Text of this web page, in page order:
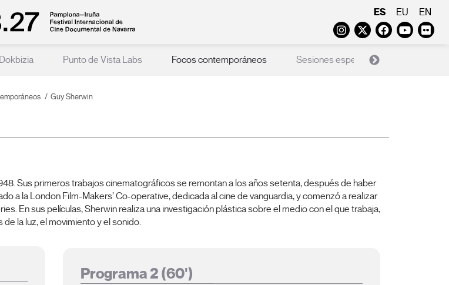
ES EU EN
Instagram
Twitter
Dokbizia Punto de Vista Labs Focos contemporáneos Sesiones especiales
Guy Sherwin
Sus primeros trabajos cinematográficos se remontan a los años setenta, después de haber
a la London Film-Makers’ Co-operative, dedicada al cine de vanguardia, y comenzó a realizar
En sus películas, Sherwin realiza una investigación plástica sobre el medio con el que trabaja,
la luz, el movimiento y el sonido.
Programa 2 (60')